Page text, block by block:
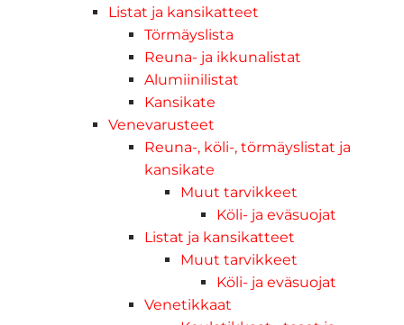
Listat ja kansikatteet
Törmäyslista
Reuna- ja ikkunalistat
Alumiinilistat
Kansikate
Venevarusteet
Reuna-, köli-, törmäyslistat ja
kansikate
Muut tarvikkeet
Köli- ja eväsuojat
Listat ja kansikatteet
Muut tarvikkeet
Köli- ja eväsuojat
Venetikkaat